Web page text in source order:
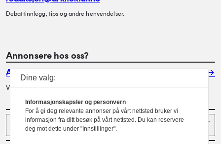
Debattinnlegg, tips og andre henvendelser.
Annonsere hos oss?
Annonser
Vil du annonsere i Arkitektur? Les mer her.
Sider
Dine valg:
Informasjonskapsler og personvern
For å gi deg relevante annonser på vårt nettsted bruker vi
informasjon fra ditt besøk på vårt nettsted. Du kan reservere
deg mot dette under "Innstillinger".